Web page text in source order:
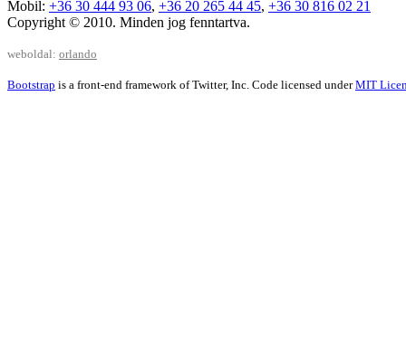
Mobil: +36 30 444 93 06, +36 20 265 44 45, +36 30 816 02 21
Copyright © 2010. Minden jog fenntartva.
weboldal: orlando
Bootstrap is a front-end framework of Twitter, Inc. Code licensed underMIT